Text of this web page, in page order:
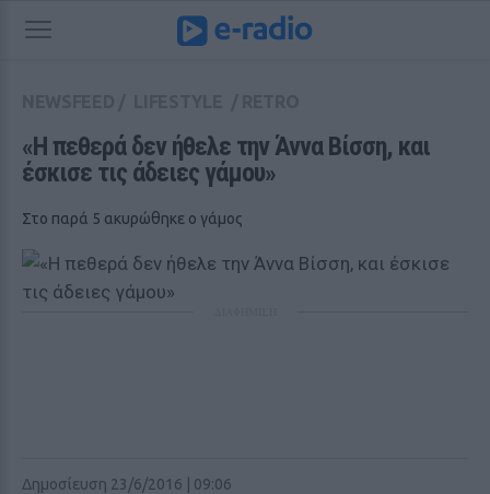
«H πεθερά δεν ήθελε την Άννα Βίσση, και
έσκισε τις άδειες γάμου»
Στο παρά 5 ακυρώθηκε ο γάμος
Δημοσίευση 23/6/2016 | 09:06